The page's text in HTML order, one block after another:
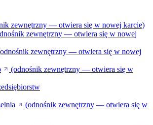
zewnętrzny — otwiera się w nowej karcie)
zewnętrzny — otwiera się w nowej
zewnętrzny — otwiera się w nowej
(odnośnik zewnętrzny — otwiera się w
(odnośnik zewnętrzny — otwiera się w